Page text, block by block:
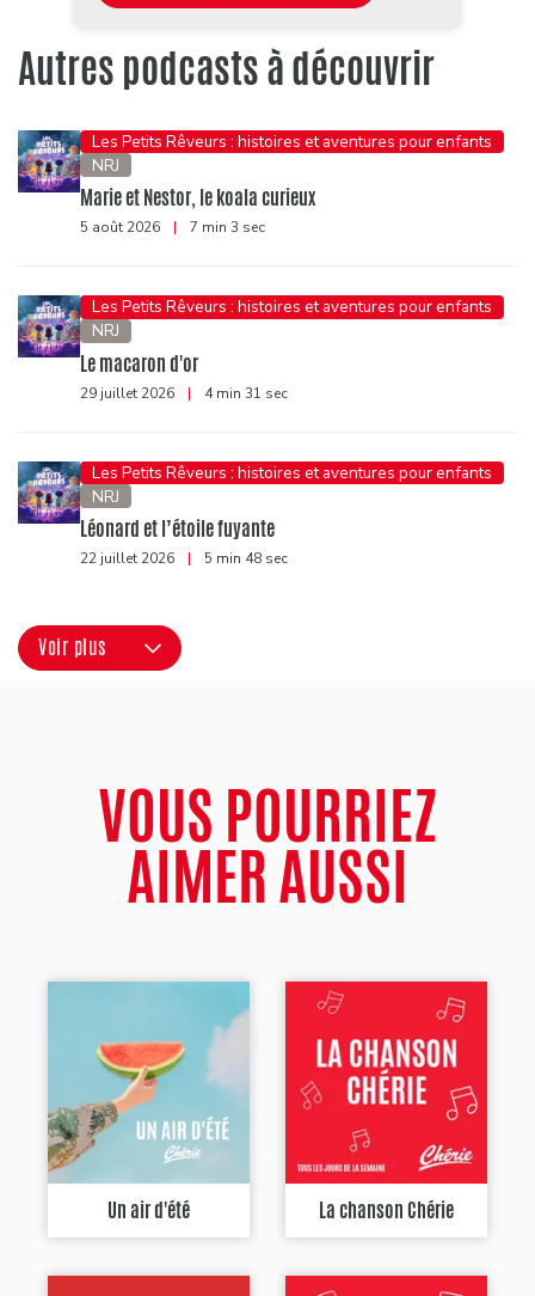
Autres podcasts à découvrir
Les Petits Rêveurs : histoires et aventures pour enfants
NRJ
Marie et Nestor, le koala curieux
5 août 2026 | 7 min 3 sec
Les Petits Rêveurs : histoires et aventures pour enfants
NRJ
Le macaron d'or
29 juillet 2026 | 4 min 31 sec
Les Petits Rêveurs : histoires et aventures pour enfants
NRJ
Léonard et l’étoile fuyante
22 juillet 2026 | 5 min 48 sec
Voir plus
VOUS POURRIEZ
AIMER AUSSI
Un air d'été La chanson Chérie